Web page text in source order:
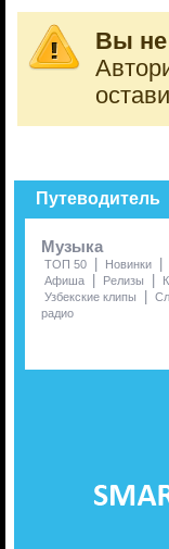
Вы не
Путеводитель
Музыка
ТОП 50 Новинки
Афиша Релизы
Узбекские клипы
радио